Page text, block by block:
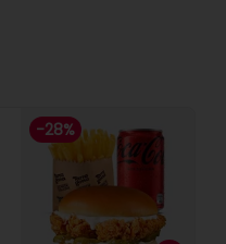
-28%